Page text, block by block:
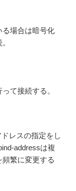
場合は暗号化
て接続する。
レスの指定をし
addressは複
繁に変更する